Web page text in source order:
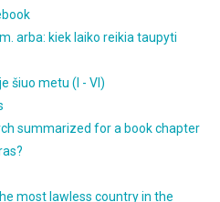
arba: kiek laiko reikia taupyti
šiuo metu (I - VI)
summarized for a book chapter
most lawless country in the